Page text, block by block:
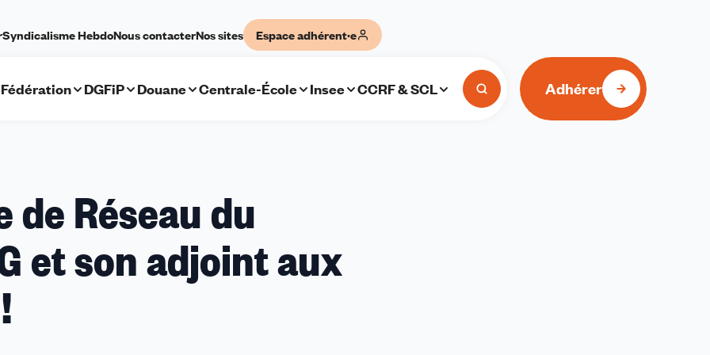
Syndicalisme HebdoNous contacterNos sites Espace adhérent·e
Fédération DGFiP Douane Centrale-École Insee CCRF & SCL Adhérer
de Réseau du
et son adjoint aux